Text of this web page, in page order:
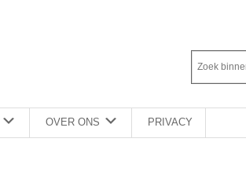
Rechts
Z
o
e
k
Z
o
k
b
OVER ONS PRIVACY